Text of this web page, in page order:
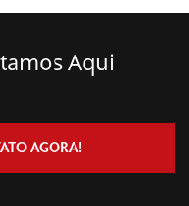
Aqui
AGORA!